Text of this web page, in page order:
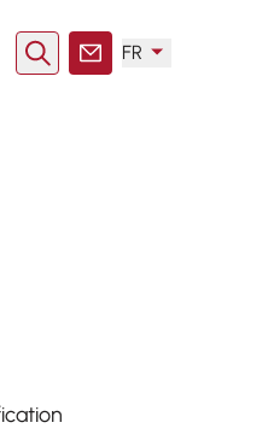
Rechercher
Contact
FR